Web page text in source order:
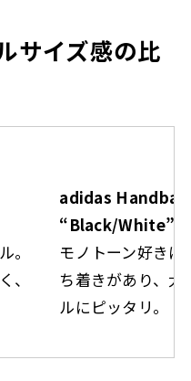
サイズ感の比
。
、
adidas
“Black/White”
モノトーン好き
ち着きがあり、大
ルにピッタリ。